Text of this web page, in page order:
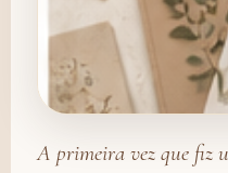
A primeira vez que fiz